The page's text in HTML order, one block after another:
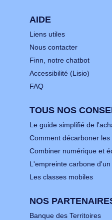
AIDE
Liens utiles
Nous contacter
Finn, notre chatbot
Accessibilité (Lisio)
FAQ
TOUS NOS
Le guide simplifié de
Comment décarboner les
Combiner numérique et
L'empreinte carbone
Les classes mobiles
NOS
Banque des Territoires